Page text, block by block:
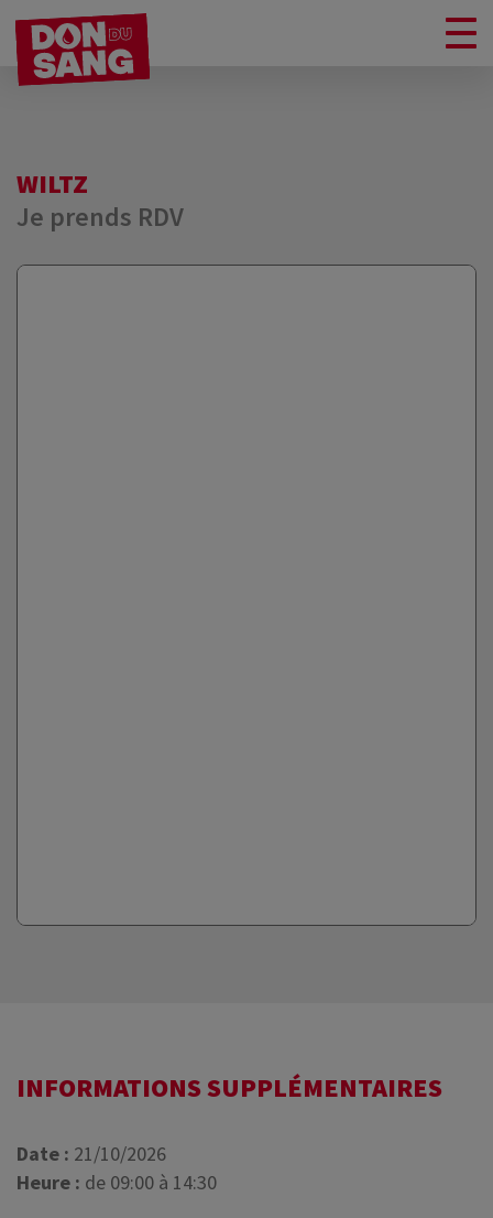
WILTZ
Je prends RDV
INFORMATIONS SUPPLÉMENTAIRES
Date : 21/10/2026
Heure : de 09:00 à 14:30